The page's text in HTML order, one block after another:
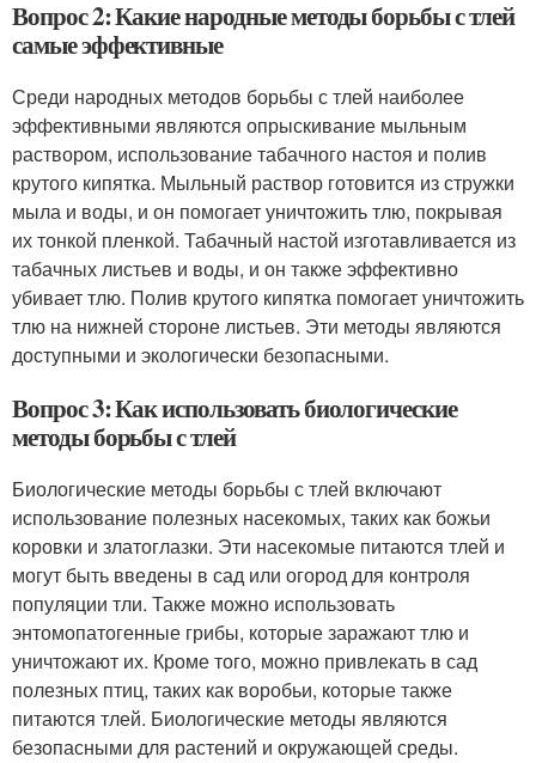
Вопрос 2: Какие народные методы борьбы с тлей
самые эффективные
Среди народных методов борьбы с тлей наиболее
эффективными являются опрыскивание мыльным
раствором, использование табачного настоя и полив
крутого кипятка. Мыльный раствор готовится из стружки
мыла и воды, и он помогает уничтожить тлю, покрывая
их тонкой пленкой. Табачный настой изготавливается из
табачных листьев и воды, и он также эффективно
убивает тлю. Полив крутого кипятка помогает уничтожить
тлю на нижней стороне листьев. Эти методы являются
доступными и экологически безопасными.
Вопрос 3: Как использовать биологические
методы борьбы с тлей
Биологические методы борьбы с тлей включают
использование полезных насекомых, таких как божьи
коровки и златоглазки. Эти насекомые питаются тлей и
могут быть введены в сад или огород для контроля
популяции тли. Также можно использовать
энтомопатогенные грибы, которые заражают тлю и
уничтожают их. Кроме того, можно привлекать в сад
полезных птиц, таких как воробьи, которые также
питаются тлей. Биологические методы являются
безопасными для растений и окружающей среды.